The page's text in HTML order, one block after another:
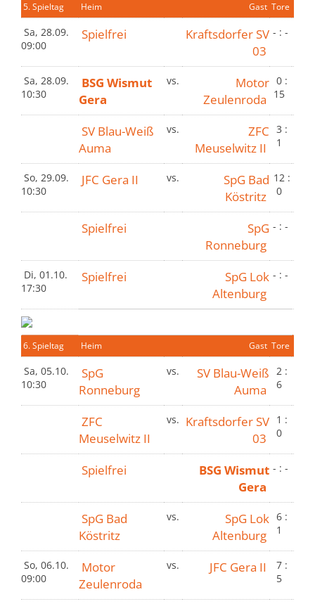
5. Spieltag Heim Gast Tore
Sa, 28.09.
09:00
Spielfrei
Kraftsdorfer SV
03
- : -
Sa, 28.09.
10:30
BSG Wismut
Gera
vs.
Motor
Zeulenroda
0 :
15
SV Blau-Weiß
Auma
vs.
ZFC
Meuselwitz II
3 :
1
So, 29.09.
10:30
JFC Gera II vs.
SpG Bad
Köstritz
12 :
0
Spielfrei
SpG
Ronneburg
- : -
Di, 01.10.
17:30
Spielfrei
SpG Lok
Altenburg
- : -
6. Spieltag Heim Gast Tore
Sa, 05.10.
10:30
SpG
Ronneburg
vs.
SV Blau-Weiß
Auma
2 :
6
ZFC
Meuselwitz II
vs. Kraftsdorfer SV
03
1 :
0
Spielfrei
BSG Wismut
Gera
- : -
SpG Bad
Köstritz
vs.
SpG Lok
Altenburg
6 :
1
So, 06.10.
09:00
Motor
Zeulenroda
vs. JFC Gera II
7 :
5